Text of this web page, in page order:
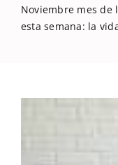
Noviembre mes
esta semana: la